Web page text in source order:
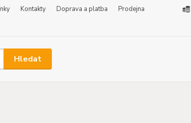
Kontakty Doprava a platba
Prodejna
Hledat